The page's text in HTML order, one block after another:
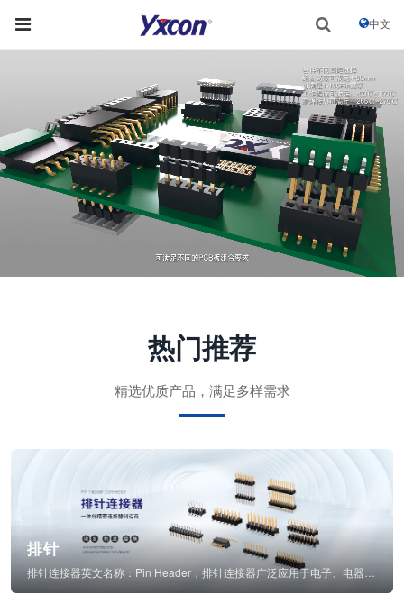
中文
热门推荐
精选优质产品，满足多样需求
排针